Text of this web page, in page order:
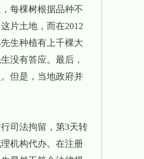
每棵树根据品种不
片土地，而在2012
生种植有上千棵大
没有答应。最后，
但是，当地政府并
司法拘留，第3天转
机构代办。在注册